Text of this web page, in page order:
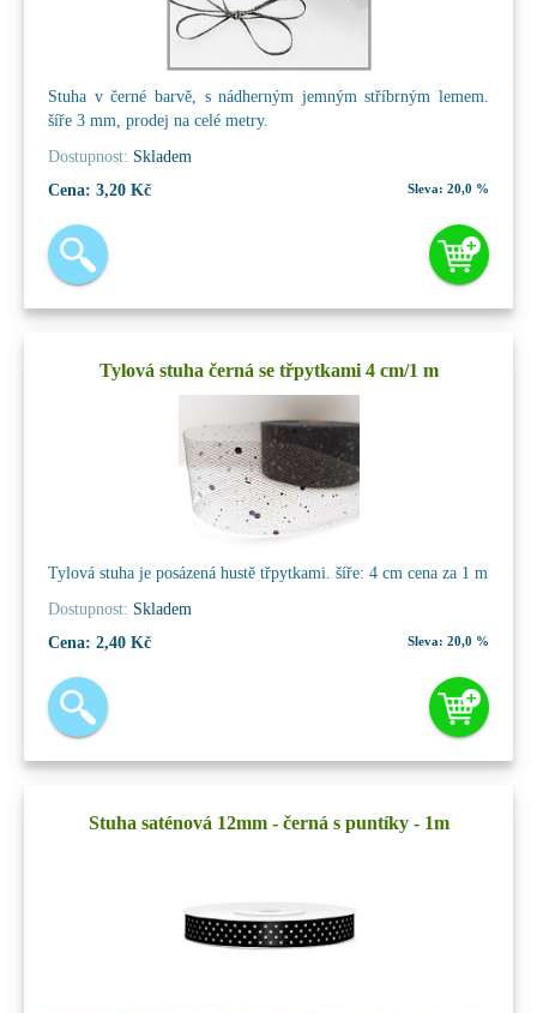
Stuha v černé barvě, s nádherným jemným stříbrným lemem.
šíře 3 mm, prodej na celé metry.
Dostupnost: Skladem
Cena: 3,20 Kč Sleva: 20,0 %
Tylová stuha černá se třpytkami 4 cm/1 m
Tylová stuha je posázená hustě třpytkami. šíře: 4 cm cena za 1 m
Dostupnost: Skladem
Cena: 2,40 Kč Sleva: 20,0 %
Stuha saténová 12mm - černá s puntíky - 1m